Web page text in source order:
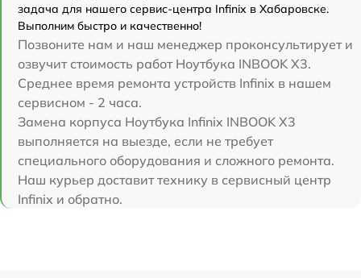
задача для нашего сервис-центра Infinix в Хабаровске.
Выполним быстро и качественно!
Позвоните нам и наш менеджер проконсультирует и
озвучит стоимость работ Ноутбука INBOOK X3.
Среднее время ремонта устройств Infinix в нашем
сервисном - 2 часа.
Замена корпуса Ноутбука Infinix INBOOK X3
выполняется на выезде, если не требует
специального оборудования и сложного ремонта.
Наш курьер доставит технику в сервисный центр
Infinix и обратно.